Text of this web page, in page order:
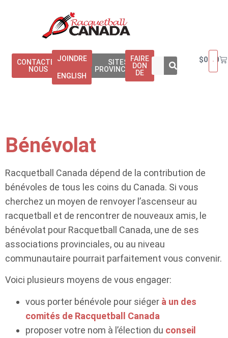
CONTACTEZ
NOUS
JOINDRE
ENGLISH
SITES
PROVINCIAUX
FAIRE
DON
DE
$0.00
Bénévolat
Racquetball Canada dépend de la contribution de
bénévoles de tous les coins du Canada. Si vous
cherchez un moyen de renvoyer l’ascenseur au
racquetball et de rencontrer de nouveaux amis, le
bénévolat pour Racquetball Canada, une de ses
associations provinciales, ou au niveau
communautaire pourrait parfaitement vous convenir.
Voici plusieurs moyens de vous engager:
vous porter bénévole pour siéger à un des
comités de Racquetball Canada
proposer votre nom à l’élection du conseil